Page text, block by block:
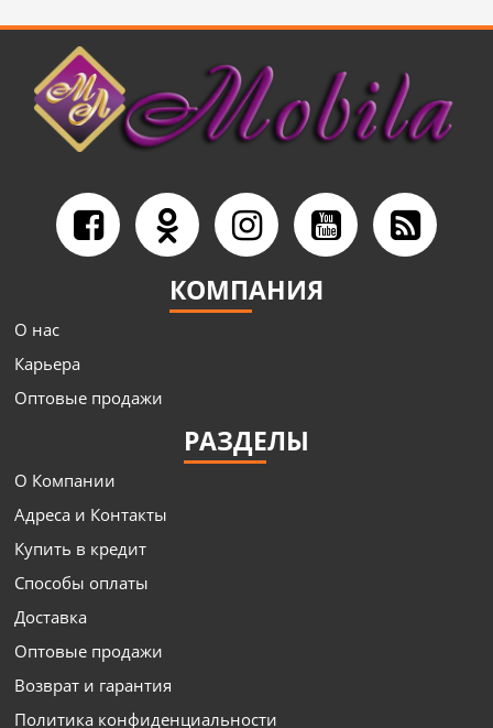
КОМПАНИЯ
О нас
Карьера
Оптовые продажи
РАЗДЕЛЫ
О Компании
Адреса и Контакты
Купить в кредит
Способы оплаты
Доставка
Оптовые продажи
Возврат и гарантия
Политика конфиденциальности